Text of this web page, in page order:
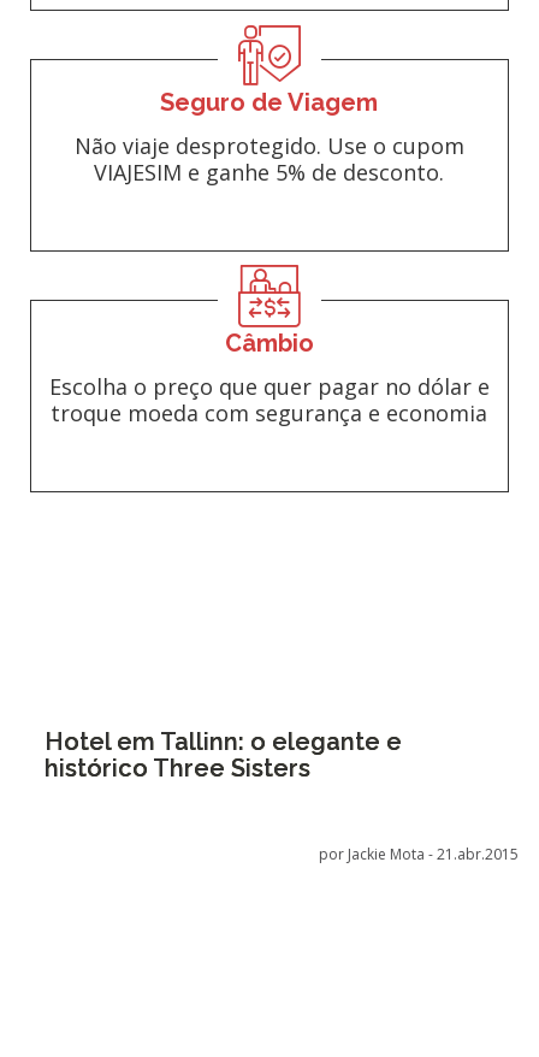
Seguro de Viagem
Não viaje desprotegido. Use o cupom
VIAJESIM e ganhe 5% de desconto.
Câmbio
Escolha o preço que quer pagar no dólar e
troque moeda com segurança e economia
Hotel em Tallinn: o elegante e
histórico Three Sisters
por Jackie Mota -21.abr.2015